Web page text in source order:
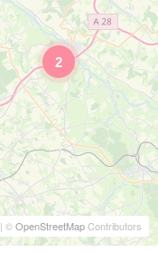
2
| ©OpenStreetMapContributors